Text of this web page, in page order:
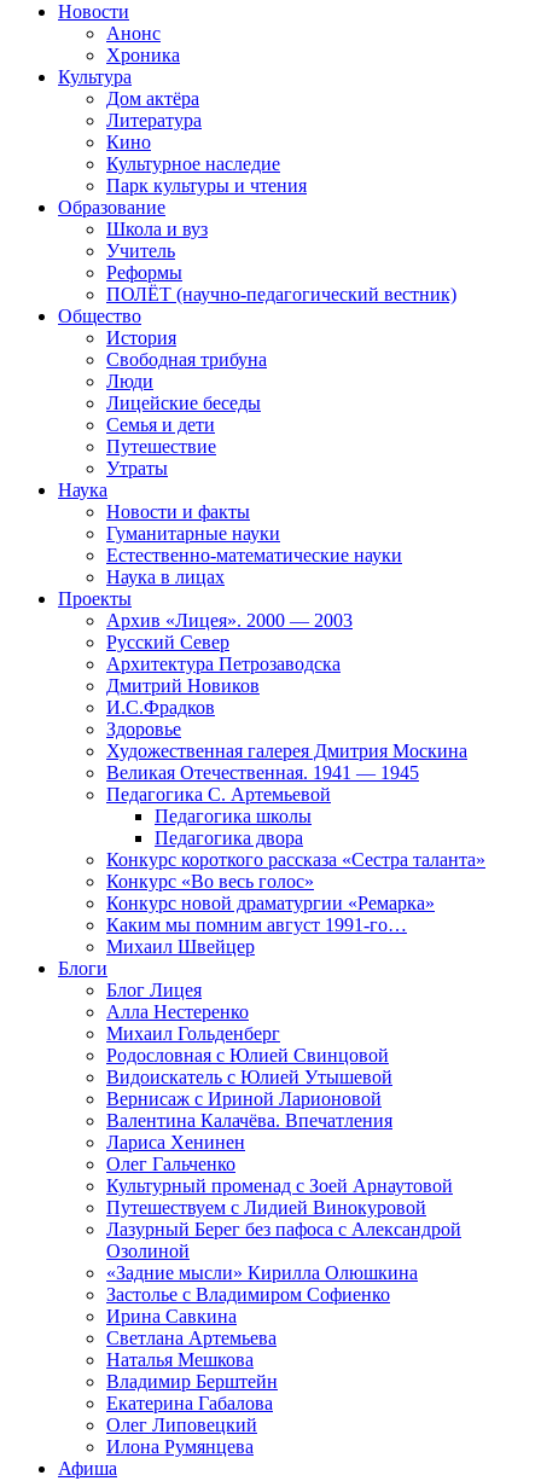
Новости
Анонс
Хроника
Культура
Дом актёра
Литература
Кино
Культурное наследие
Парк культуры и чтения
Образование
Школа и вуз
Учитель
Реформы
ПОЛЁТ (научно-педагогический вестник)
Общество
История
Свободная трибуна
Люди
Лицейские беседы
Семья и дети
Путешествие
Утраты
Наука
Новости и факты
Гуманитарные науки
Естественно-математические науки
Наука в лицах
Проекты
Архив «Лицея». 2000 — 2003
Русский Север
Архитектура Петрозаводска
Дмитрий Новиков
И.С.Фрадков
Здоровье
Художественная галерея Дмитрия Москина
Великая Отечественная. 1941 — 1945
Педагогика С. Артемьевой
Педагогика школы
Педагогика двора
Конкурс короткого рассказа «Сестра таланта»
Конкурс «Во весь голос»
Конкурс новой драматургии «Ремарка»
Каким мы помним август 1991-го…
Михаил Швейцер
Блоги
Блог Лицея
Алла Нестеренко
Михаил Гольденберг
Родословная с Юлией Свинцовой
Видоискатель с Юлией Утышевой
Вернисаж с Ириной Ларионовой
Валентина Калачёва. Впечатления
Лариса Хенинен
Олег Гальченко
Культурный променад с Зоей Арнаутовой
Путешествуем с Лидией Винокуровой
Лазурный Берег без пафоса с Александрой
Озолиной
«Задние мысли» Кирилла Олюшкина
Застолье с Владимиром Софиенко
Ирина Савкина
Светлана Артемьева
Наталья Мешкова
Владимир Берштейн
Екатерина Габалова
Олег Липовецкий
Илона Румянцева
Афиша